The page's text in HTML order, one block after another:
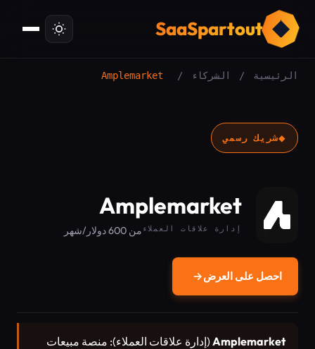
SaaSpartout
الرئيسية / الشركاء /
Amplemarket
◆شريك رسمي
Amplemarket
إدارة علاقات العملاء من 600 دولار/شهر
احصل على العرض→
Amplemarket (إدارة علاقات العملاء): منصة مبيعات